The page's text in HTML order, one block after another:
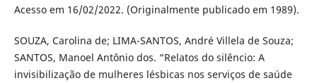
Acesso em 16/02/2022. (Originalmente publicado em 1989).
SOUZA, Carolina de; LIMA-SANTOS, André Villela de Souza;
SANTOS, Manoel Antônio dos. “Relatos do silêncio: A
invisibilização de mulheres lésbicas nos serviços de saúde